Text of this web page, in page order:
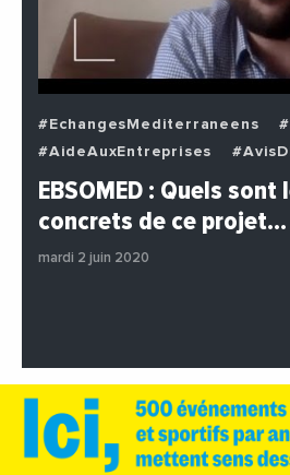
#EchangesMediterraneens
#AideAuxEntreprises
#BuzzNews
#Decideurs
#Entreprises
#Institutions
EBSOMED : Quels
concrets de ce projet…
mardi 2 juin 2020